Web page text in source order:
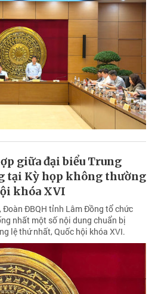
giữa đại biểu Trung
tại Kỳ họp không thường
khóa XVI
Đoàn ĐBQH tỉnh Lâm Đồng tổ chức
nhất một số nội dung chuẩn bị
lệ thứ nhất, Quốc hội khóa XVI.